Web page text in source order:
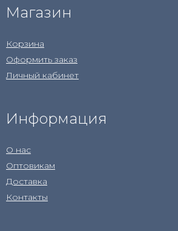
Магазин
Корзина
Оформить заказ
Личный кабинет
Информация
О нас
Оптовикам
Доставка
Контакты